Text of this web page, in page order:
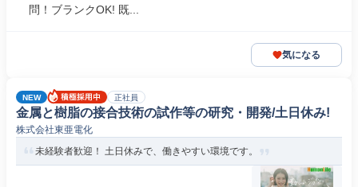
問！ブランクOK! 既...
気になる
NEW 正社員
金属と樹脂の接合技術の試作等の研究・開発/土日休み!
株式会社東亜電化
未経験者歓迎！ 土日休みで、働きやすい環境です。